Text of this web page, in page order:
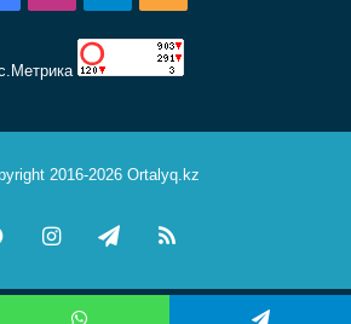
2016-2026 Ortalyq.kz
FacebookInstagramTelegram